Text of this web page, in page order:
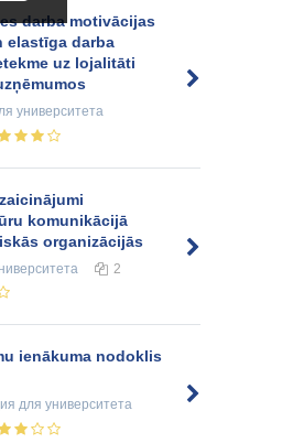
darba motivācijas
elastīga darba
uz lojalitāti
университета
komunikācijā
organizācijās
2
ienākuma nodoklis
для университета